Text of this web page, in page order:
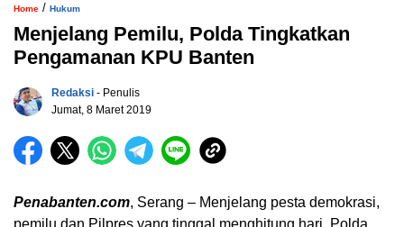
Home / Hukum
Menjelang Pemilu, Polda Tingkatkan
Pengamanan KPU Banten
Redaksi - Penulis
Jumat, 8 Maret 2019
Penabanten.com, Serang – Menjelang pesta demokrasi,